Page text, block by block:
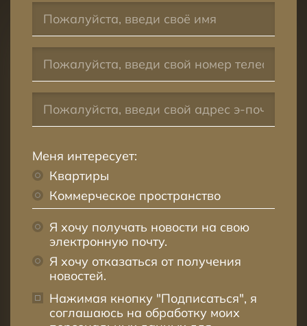
Меня интересует:
Квартиры
Коммерческое пространство
Я хочу получать новости на свою
электронную почту.
Я хочу отказаться от получения
новостей.
Нажимая кнопку "Подписаться", я
соглашаюсь на обработку моих